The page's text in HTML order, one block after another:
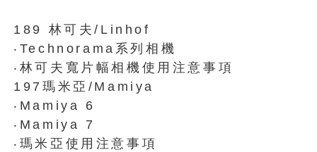
189 林可夫/Linhof
‧Technorama系列相機
‧林可夫寬片幅相機使用注意事項
197瑪米亞/Mamiya
‧Mamiya 6
‧Mamiya 7
‧瑪米亞使用注意事項